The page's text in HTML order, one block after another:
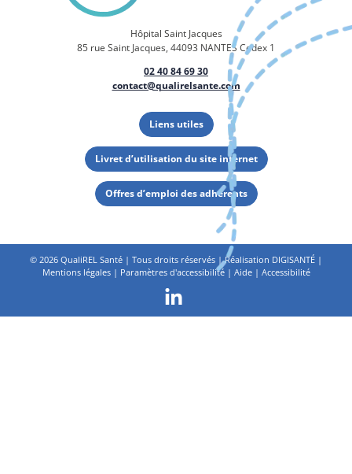
Hôpital Saint Jacques
85 rue Saint Jacques, 44093 NANTES Cedex 1
02 40 84 69 30
contact@qualirelsante.com
Liens utiles
Livret d’utilisation du site internet
Offres d’emploi des adhérents
© 2026 QualiREL Santé | Tous droits réservés | Réalisation DIGISANTÉ |
Mentions légales| Paramètres d'accessibilité| Aide| Accessibilité